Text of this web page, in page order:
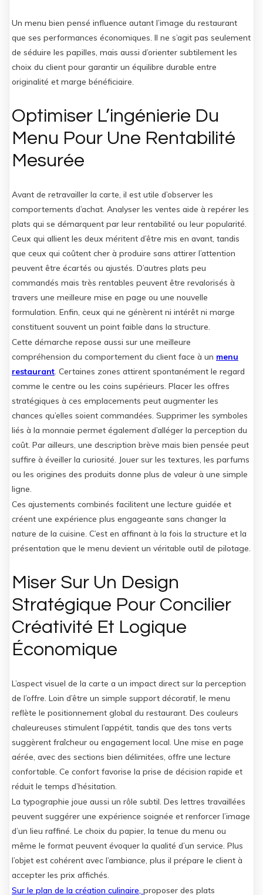
Un menu bien pensé influence autant l’image du restaurant
que ses performances économiques. Il ne s’agit pas seulement
de séduire les papilles, mais aussi d’orienter subtilement les
choix du client pour garantir un équilibre durable entre
originalité et marge bénéficiaire.
Optimiser L’ingénierie Du
Menu Pour Une Rentabilité
Mesurée
Avant de retravailler la carte, il est utile d’observer les
comportements d’achat. Analyser les ventes aide à repérer les
plats qui se démarquent par leur rentabilité ou leur popularité.
Ceux qui allient les deux méritent d’être mis en avant, tandis
que ceux qui coûtent cher à produire sans attirer l’attention
peuvent être écartés ou ajustés. D’autres plats peu
commandés mais très rentables peuvent être revalorisés à
travers une meilleure mise en page ou une nouvelle
formulation. Enfin, ceux qui ne génèrent ni intérêt ni marge
constituent souvent un point faible dans la structure.
Cette démarche repose aussi sur une meilleure
compréhension du comportement du client face à un menu
restaurant. Certaines zones attirent spontanément le regard
comme le centre ou les coins supérieurs. Placer les offres
stratégiques à ces emplacements peut augmenter les
chances qu’elles soient commandées. Supprimer les symboles
liés à la monnaie permet également d’alléger la perception du
coût. Par ailleurs, une description brève mais bien pensée peut
suffire à éveiller la curiosité. Jouer sur les textures, les parfums
ou les origines des produits donne plus de valeur à une simple
ligne.
Ces ajustements combinés facilitent une lecture guidée et
créent une expérience plus engageante sans changer la
nature de la cuisine. C’est en affinant à la fois la structure et la
présentation que le menu devient un véritable outil de pilotage.
Miser Sur Un Design
Stratégique Pour Concilier
Créativité Et Logique
Économique
L’aspect visuel de la carte a un impact direct sur la perception
de l’offre. Loin d’être un simple support décoratif, le menu
reflète le positionnement global du restaurant. Des couleurs
chaleureuses stimulent l’appétit, tandis que des tons verts
suggèrent fraîcheur ou engagement local. Une mise en page
aérée, avec des sections bien délimitées, offre une lecture
confortable. Ce confort favorise la prise de décision rapide et
réduit le temps d’hésitation.
La typographie joue aussi un rôle subtil. Des lettres travaillées
peuvent suggérer une expérience soignée et renforcer l’image
d’un lieu raffiné. Le choix du papier, la tenue du menu ou
même le format peuvent évoquer la qualité d’un service. Plus
l’objet est cohérent avec l’ambiance, plus il prépare le client à
accepter les prix affichés.
Sur le plan de la création culinaire, proposer des plats